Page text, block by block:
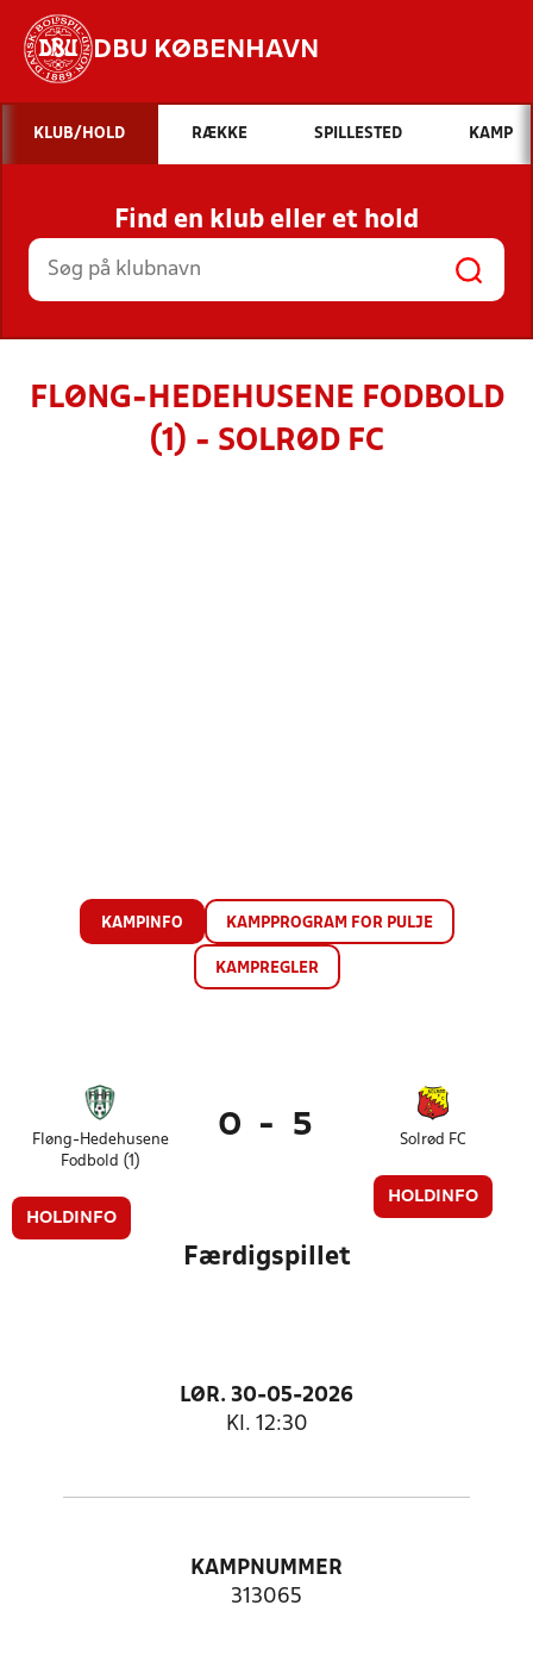
DBU KØBENHAVN
Hvad vil du søge efter?
INDHOLD OG NYHEDER
STILLINGER, RESULTATER, KLUBBER OG
HOLD
KLUB/HOLD RÆKKE SPILLESTED KAMP
Find en klub eller et hold
FLØNG-HEDEHUSENE FODBOLD
(1) - SOLRØD FC
KAMPINFO KAMPPROGRAM FOR PULJE
KAMPREGLER
Fløng-Hedehusene
Fodbold (1)
HOLDINFO
0 - 5 Solrød FC
HOLDINFO
Færdigspillet
LØR. 30-05-2026
Kl. 12:30
KAMPNUMMER
313065